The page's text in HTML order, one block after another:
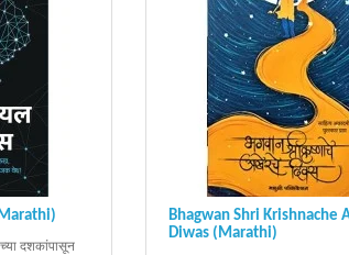
दशकांपासून
Bhagwan Shri Krishnache
Diwas (Marathi)